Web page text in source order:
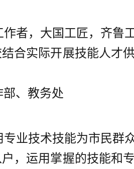
者，大国工匠，齐鲁
合实际开展技能人才
、教务处
业技术技能为市民群
，运用掌握的技能和